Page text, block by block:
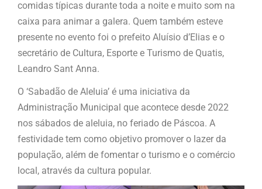
comidas típicas durante toda a noite e muito som na
caixa para animar a galera. Quem também esteve
presente no evento foi o prefeito Aluísio d’Elias e o
secretário de Cultura, Esporte e Turismo de Quatis,
Leandro Sant Anna.
O ‘Sabadão de Aleluia’ é uma iniciativa da
Administração Municipal que acontece desde 2022
nos sábados de aleluia, no feriado de Páscoa. A
festividade tem como objetivo promover o lazer da
população, além de fomentar o turismo e o comércio
local, através da cultura popular.